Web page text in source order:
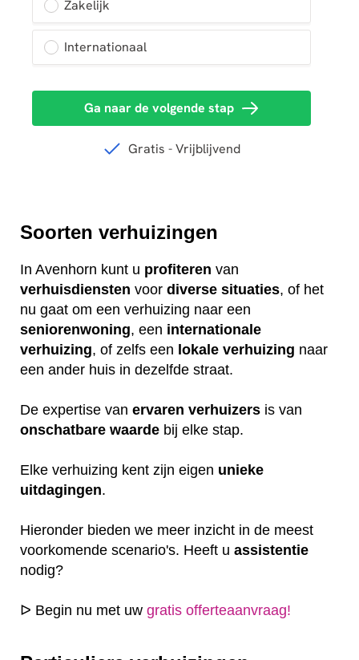
Soorten verhuizingen
In Avenhorn kunt u profiteren van
verhuisdiensten voor diverse situaties, of het
nu gaat om een verhuizing naar een
seniorenwoning, een internationale
verhuizing, of zelfs een lokale verhuizing naar
een ander huis in dezelfde straat.
De expertise van ervaren verhuizers is van
onschatbare waarde bij elke stap.
Elke verhuizing kent zijn eigen unieke
uitdagingen.
Hieronder bieden we meer inzicht in de meest
voorkomende scenario's. Heeft u assistentie
nodig?
ᐅ Begin nu met uw gratis offerteaanvraag!